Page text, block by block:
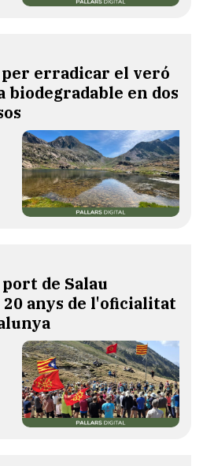
erradicar el veró
biodegradable en dos
port de Salau
20 anys de l'oficialitat